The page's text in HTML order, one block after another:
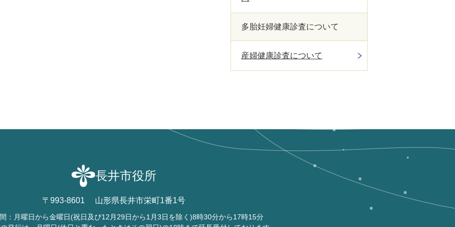
多胎妊婦健康診査について
産婦健康診査について
長井市役所
〒993-8601 山形県長井市栄町1番1号
：月曜日から金曜日(祝日及び12月29日から1月3日を除く)8時30分から17時15分